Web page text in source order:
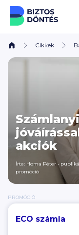
Ugrás a
Cikkek
akciók
Írta: Homa Péter•
promóció
PROMÓCIÓ
ECO számla